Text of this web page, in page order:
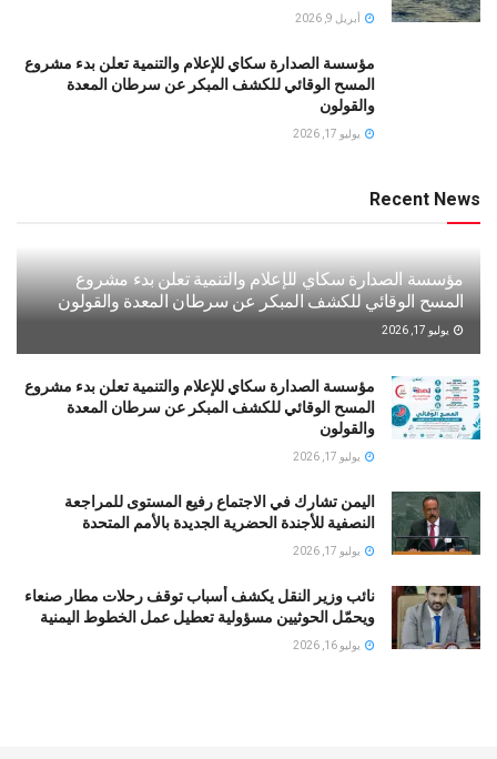
أبريل 9, 2026
مؤسسة الصدارة سكاي للإعلام والتنمية تعلن بدء مشروع
المسح الوقائي للكشف المبكر عن سرطان المعدة
والقولون
يوليو 17, 2026
Recent News
مؤسسة الصدارة سكاي للإعلام والتنمية تعلن بدء مشروع
المسح الوقائي للكشف المبكر عن سرطان المعدة والقولون
يوليو 17, 2026
مؤسسة الصدارة سكاي للإعلام والتنمية تعلن بدء مشروع
المسح الوقائي للكشف المبكر عن سرطان المعدة
والقولون
يوليو 17, 2026
اليمن تشارك في الاجتماع رفيع المستوى للمراجعة
النصفية للأجندة الحضرية الجديدة بالأمم المتحدة
يوليو 17, 2026
نائب وزير النقل يكشف أسباب توقف رحلات مطار صنعاء
ويحمّل الحوثيين مسؤولية تعطيل عمل الخطوط اليمنية
يوليو 16, 2026